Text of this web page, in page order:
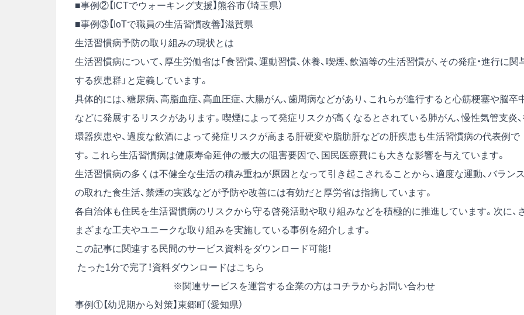
■事例②【ICTでウォーキング支援】熊谷市（埼玉県）
■事例③【IoTで職員の生活習慣改善】滋賀県
生活習慣病予防の取り組みの現状とは
生活習慣病について、厚生労働省は「食習慣、運動習慣、休養、喫煙、飲酒等の生活習慣が、その発症・進行に関
する疾患群」と定義しています。
具体的には、糖尿病、高脂血症、高血圧症、大腸がん、歯周病などがあり、これらが進行すると心筋梗塞や脳卒
などに発展するリスクがあります。喫煙によって発症リスクが高くなるとされている肺がん、慢性気管支炎
環器疾患や、過度な飲酒によって発症リスクが高まる肝硬変や脂肪肝などの肝疾患も生活習慣病の代表例で
す。これら生活習慣病は健康寿命延伸の最大の阻害要因で、国民医療費にも大きな影響を与えています。
生活習慣病の多くは不健全な生活の積み重ねが原因となって引き起こされることから、適度な運動、バラン
の取れた食生活、禁煙の実践などが予防や改善には有効だと厚労省は指摘しています。
各自治体も住民を生活習慣病のリスクから守る啓発活動や取り組みなどを積極的に推進しています。次に、
まざまな工夫やユニークな取り組みを実施している事例を紹介します。
この記事に関連する民間のサービス資料をダウンロード可能！
たった1分で完了！資料ダウンロードはこちら
※関連サービスを運営する企業の方はコチラからお問い合わせ
事例①【幼児期から対策】東郷町（愛知県）